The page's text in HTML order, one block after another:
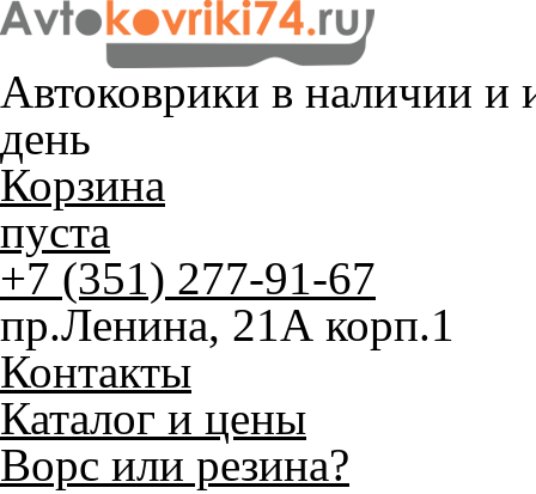
Автоковрики в наличии и
день
Корзина
пуста
+7 (351) 277-91-67
пр.Ленина, 21А корп.1
Контакты
Каталог и цены
Ворс или резина?